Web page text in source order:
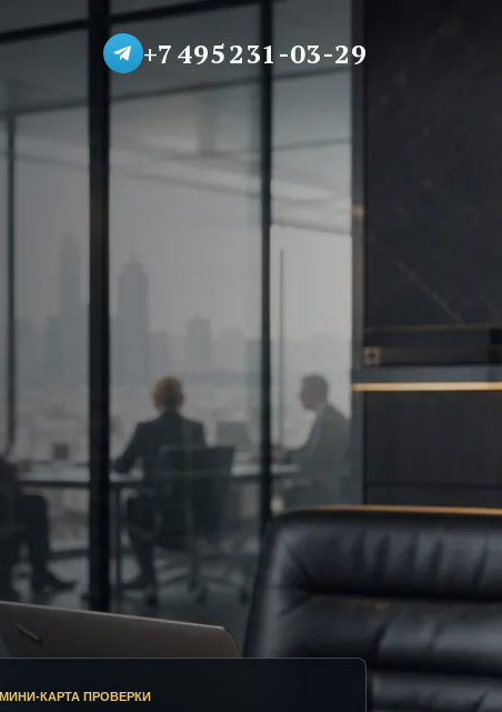
+7 495 231-03-29
МИНИ-КАРТА ПРОВЕРКИ